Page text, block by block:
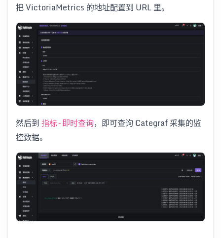
把 VictoriaMetrics 的地址配置到 URL 里。
然后到 指标-即时查询，即可查询 Categraf 采集的监
控数据。